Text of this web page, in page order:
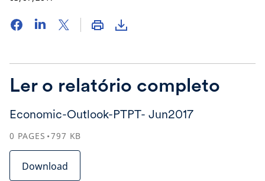
Ler o relatório completo
Economic-Outlook-PTPT- Jun2017
0 PAGES 797 KB
Download